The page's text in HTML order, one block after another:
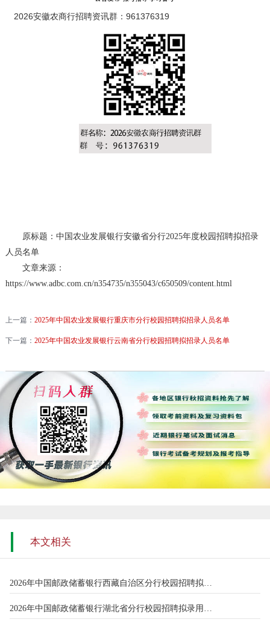
2026安徽农商行招聘资讯群：961376319
原标题：中国农业发展银行安徽省分行2025年度校园招聘拟招录
人员名单
文章来源：
https://www.adbc.com.cn/n354735/n355043/c650509/content.html
上一篇： 2025年中国农业发展银行重庆市分行校园招聘拟招录人员名单
下一篇： 2025年中国农业发展银行云南省分行校园招聘拟招录人员名单
本文相关
2026年中国邮政储蓄银行西藏自治区分行校园招聘拟录用人员名单公
2026年中国邮政储蓄银行湖北省分行校园招聘拟录用人员公示